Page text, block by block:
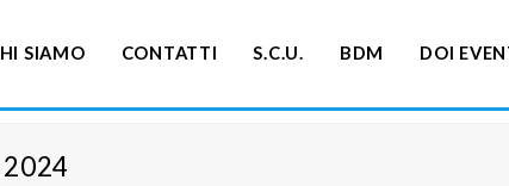
SIAMO CONTATTI S.C.U. BDM DOI